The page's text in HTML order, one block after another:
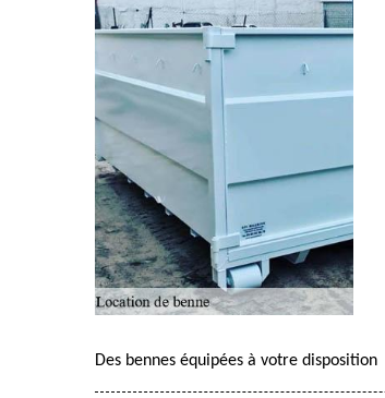
Des bennes équipées à votre disposition